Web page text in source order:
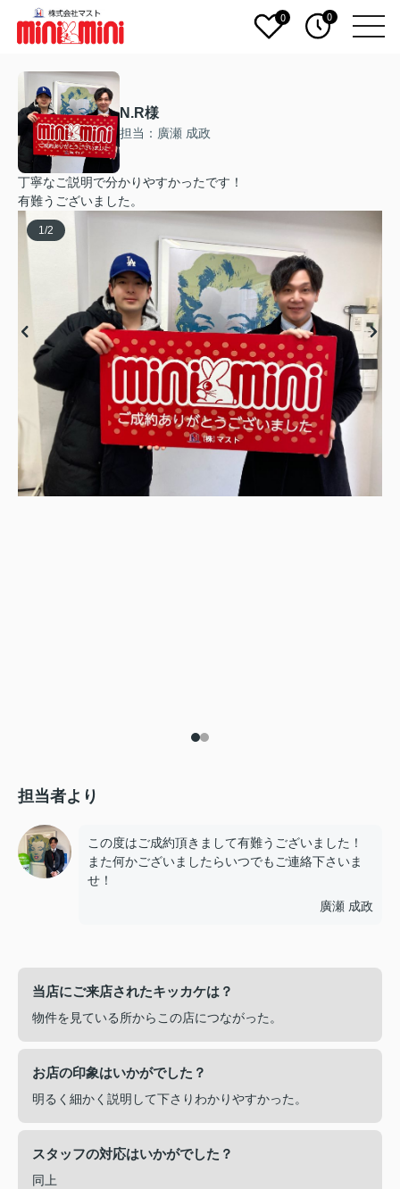
0 0
N.R様
担当：廣瀬 成政
丁寧なご説明で分かりやすかったです！
有難うございました。
1 /2
担当者より
この度はご成約頂きまして有難うございました！
また何かございましたらいつでもご連絡下さいま
せ！
廣瀬 成政
当店にご来店されたキッカケは？
物件を見ている所からこの店につながった。
お店の印象はいかがでした？
明るく細かく説明して下さりわかりやすかった。
スタッフの対応はいかがでした？
同上